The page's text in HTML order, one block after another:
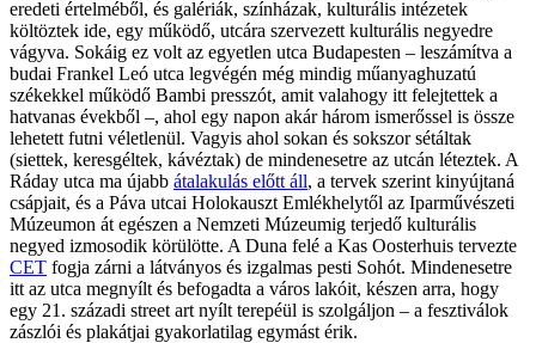
eredeti értelméből, és galériák, színházak, kulturális intézetek
költöztek ide, egy működő, utcára szervezett kulturális negyedre
vágyva. Sokáig ez volt az egyetlen utca Budapesten – leszámítva a
budai Frankel Leó utca legvégén még mindig műanyaghuzatú
székekkel működő Bambi presszót, amit valahogy itt felejtettek a
hatvanas évekből –, ahol egy napon akár három ismerőssel is össze
lehetett futni véletlenül. Vagyis ahol sokan és sokszor sétáltak
(siettek, keresgéltek, kávéztak) de mindenesetre az utcán léteztek. A
Ráday utca ma újabb átalakulás előtt áll, a tervek szerint kinyújtaná
csápjait, és a Páva utcai Holokauszt Emlékhelytől az Iparművészeti
Múzeumon át egészen a Nemzeti Múzeumig terjedő kulturális
negyed izmosodik körülötte. A Duna felé a Kas Oosterhuis tervezte
CET fogja zárni a látványos és izgalmas pesti Sohót. Mindenesetre
itt az utca megnyílt és befogadta a város lakóit, készen arra, hogy
egy 21. századi street art nyílt terepéül is szolgáljon – a fesztiválok
zászlói és plakátjai gyakorlatilag egymást érik.